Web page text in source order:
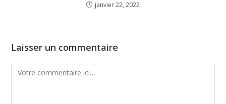
janvier 22, 2022
Laisser un commentaire
Comment